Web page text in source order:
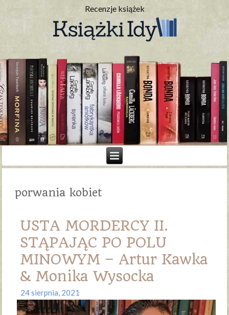
Recenzje książek
porwania kobiet
USTA MORDERCY II.
STĄPAJĄC PO POLU
MINOWYM – Artur Kawka
& Monika Wysocka
24 sierpnia, 2021